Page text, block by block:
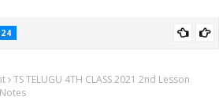
TS TELUGU 4TH CLASS 2021 2nd Lesson